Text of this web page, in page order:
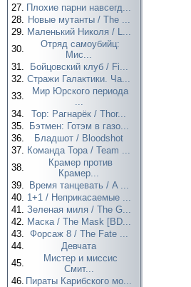
27. Плохие парни навсегд...
28. Новые мутанты / The ...
29. Маленький Николя / L...
30.
Отряд самоубийц:
Мис...
31.
Бойцовский клуб / Fi...
32. Стражи Галактики. Ча...
33.
Мир Юрского периода
...
34.
Тор: Рагнарёк / Thor...
35.
Бэтмен: Готэм в газо...
36.
Бладшот / Bloodshot
37. Команда Тора / Team ...
38.
Крамер против
Крамер...
39.
Время танцевать / A ...
40. 1+1 / Неприкасаемые ...
41. Зеленая миля / The G...
42. Маска / The Mask [BD...
43. Форсаж 8 / The Fate ...
44.
Девчата
45.
Мистер и миссис
Смит...
46. Пираты Карибского мо...